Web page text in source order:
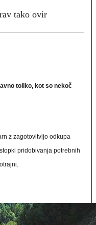
tako ovir
toliko, kot so nekoč
z zagotovitvijo odkupa
pridobivanja potrebnih